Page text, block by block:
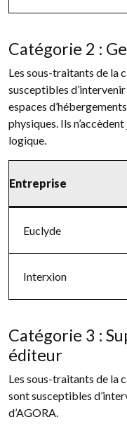
Catégorie 2 :
Les sous-traitants de la
susceptibles d’intervenir
espaces
physiques. Ils
logique.
Entreprise
Euclyde
Interxion
Catégorie 3 :
éditeur
Les sous-traitants de la
sont susceptibles
d’AGORA.